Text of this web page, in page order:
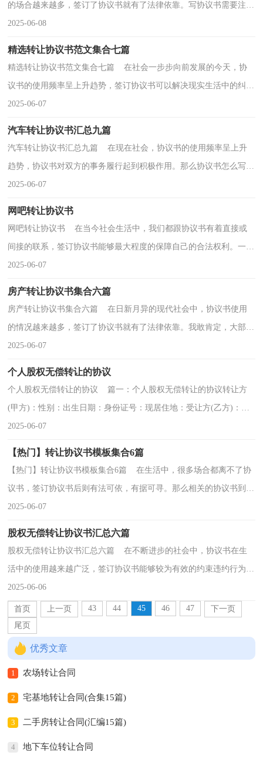
的场合越来越多，签订了协议书就有了法律依靠。写协议书需要注意
哪些问题呢？以下是小编帮大家整理的产品技术转让...
2025-06-08
精选转让协议书范文集合七篇
精选转让协议书范文集合七篇 在社会一步步向前发展的今天，协
议书的使用频率呈上升趋势，签订协议书可以解决现实生活中的纠
纷。写协议书需要注意哪些问题呢？以下是小编帮大家...
2025-06-07
汽车转让协议书汇总九篇
汽车转让协议书汇总九篇 在现在社会，协议书的使用频率呈上升
趋势，协议书对双方的事务履行起到积极作用。那么协议书怎么写才
能发挥它最大的作用呢？以下是小编整理的汽车转让...
2025-06-07
网吧转让协议书
网吧转让协议书 在当今社会生活中，我们都跟协议书有着直接或
间接的联系，签订协议书能够最大程度的保障自己的合法权利。一起
来参考协议书是怎么写的吧，以下是小编精心整理的...
2025-06-07
房产转让协议书集合六篇
房产转让协议书集合六篇 在日新月异的现代社会中，协议书使用
的情况越来越多，签订了协议书就有了法律依靠。我敢肯定，大部分
人都对拟定协议书很是头疼的，下面是小编收集整理的...
2025-06-07
个人股权无偿转让的协议
个人股权无偿转让的协议 篇一：个人股权无偿转让的协议转让方
(甲方)：性别：出生日期：身份证号：现居住地：受让方(乙方)：性
别：出生日期：身份证号：现居住地：甲方作为出资人之一组建了,
2025-06-07
【热门】转让协议书模板集合6篇
【热门】转让协议书模板集合6篇 在生活中，很多场合都离不了协
议书，签订协议书后则有法可依，有据可寻。那么相关的协议书到底
怎么写呢？下面是小编为大家整理的转让协议书6篇，希...
2025-06-07
股权无偿转让协议书汇总六篇
股权无偿转让协议书汇总六篇 在不断进步的社会中，协议书在生
活中的使用越来越广泛，签订协议书能够较为有效的约束违约行为。
我们该怎么拟定协议书呢？以下是小编为大家整理的...
2025-06-06
首页 上一页 43 44 45 46 47
下一页
尾页
优秀文章
1 农场转让合同
2 宅基地转让合同(合集15篇)
3 二手房转让合同(汇编15篇)
4 地下车位转让合同